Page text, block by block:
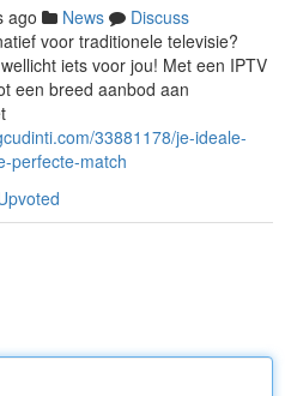
ago News
Discuss
voor traditionele televisie?
iets voor jou! Met een IPTV
een breed aanbod aan
33881178/je-ideale-
perfecte-match